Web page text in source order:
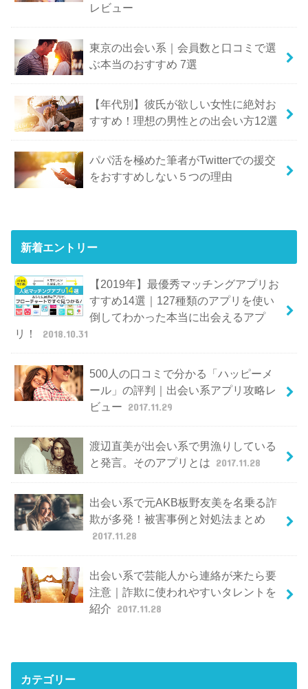
レビュー
東京の出会い系｜会員数と口コミで選
ぶ本当のおすすめ 7選
【年代別】彼氏が欲しい女性に絶対お
すすめ！理想の男性との出会い方12選
パパ活を極めた筆者がTwitterでの援交
をおすすめしない５つの理由
新着エントリー
【2019年】最優秀マッチングアプリお
すすめ14選｜127種類のアプリを使い
倒してわかった本当に出会えるアプ
リ！
2018.10.31
500人の口コミで分かる「ハッピーメ
ール」の評判｜出会い系アプリ攻略レ
ビュー 2017.11.29
渡辺直美が出会い系で男漁りしている
と発言。そのアプリとは 2017.11.28
出会い系で元AKB板野友美を名乗る詐
欺が多発！被害事例と対処法まとめ
2017.11.28
出会い系で芸能人から連絡が来たら要
注意｜詐欺に使われやすいタレントを
紹介 2017.11.28
カテゴリー